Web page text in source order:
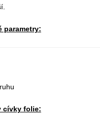
parametry:
cívky folie: